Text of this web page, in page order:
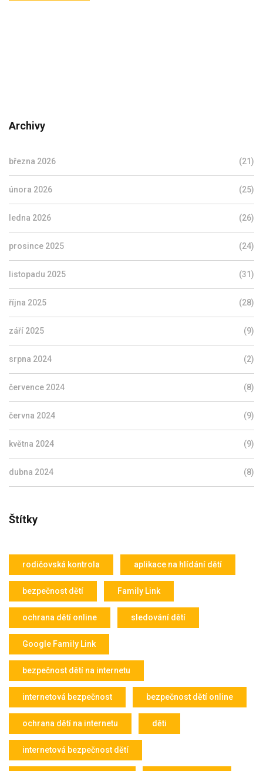
Archivy
března 2026 (21)
února 2026 (25)
ledna 2026 (26)
prosince 2025 (24)
listopadu 2025 (31)
října 2025 (28)
září 2025 (9)
srpna 2024 (2)
července 2024 (8)
června 2024 (9)
května 2024 (9)
dubna 2024 (8)
Štítky
rodičovská kontrola aplikace na hlídání dětí
bezpečnost dětí Family Link
ochrana dětí online sledování dětí
Google Family Link
bezpečnost dětí na internetu
internetová bezpečnost bezpečnost dětí online
ochrana dětí na internetu děti
internetová bezpečnost dětí